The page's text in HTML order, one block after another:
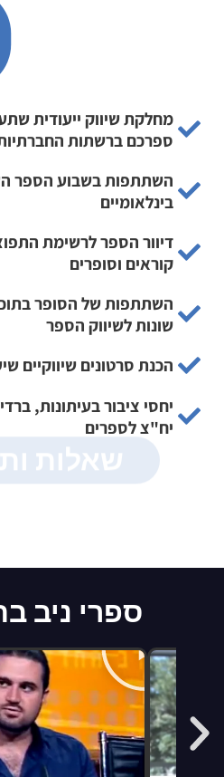
מחלקת שיווק ייעודית
ספרכם ברשתות
השתתפות בשבוע הספר
בינלאומיים
דיוור הספר לרשימת
קוראים וסופרים
השתתפות של הסופר
שונות לשיווק הספר
הכנת סרטונים שיווקיים
יחסי ציבור בעיתונות,
יח"צ לספרים
שאלות
ספרי ניב